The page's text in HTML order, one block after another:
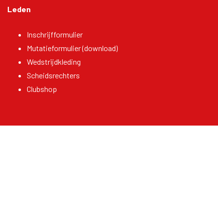
Leden
Inschrijfformulier
Mutatieformulier (download)
Wedstrijdkleding
Scheidsrechters
Clubshop